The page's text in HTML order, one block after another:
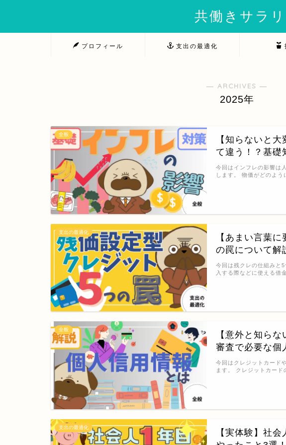
共働きサラ
プロフィール 支出の最適化
― ARCHIVES ―
2025年
全般
【知らないと
て違う！？基礎
今回はインフレの影響は
します。 物価がどのよう
支出の最適化
【あまい言葉
の罠について解
今回は残クレの仕組みと
入する際などに使える借
全般
【意外と知ら
審査で必要な個
今回はクレジットカード
ます。 クレジットカード
支出の最適化
【実体験】社